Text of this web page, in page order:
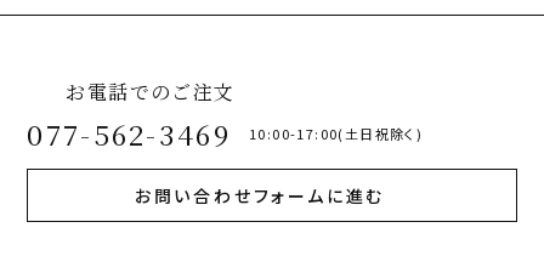
お電話でのご注文
077-562-3469 10:00-17:00(土日祝除く)
お問い合わせフォームに進む